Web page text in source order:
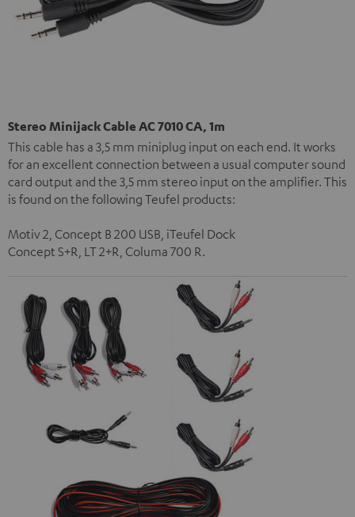
Stereo Minijack Cable AC 7010 CA, 1m
This cable has a 3,5 mm miniplug input on each end. It works
for an excellent connection between a usual computer sound
card output and the 3,5 mm stereo input on the amplifier. This
is found on the following Teufel products:
Motiv 2, Concept B 200 USB, iTeufel Dock
Concept S+R, LT 2+R, Columa 700 R.